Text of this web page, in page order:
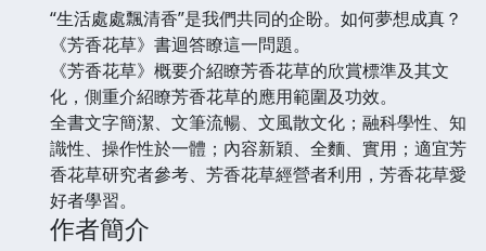
“生活處處飄清香”是我們共同的企盼。如何夢想成真？
《芳香花草》書迴答瞭這一問題。
《芳香花草》概要介紹瞭芳香花草的欣賞標準及其文
化，側重介紹瞭芳香花草的應用範圍及功效。
全書文字簡潔、文筆流暢、文風散文化；融科學性、知
識性、操作性於一體；內容新穎、全麵、實用；適宜芳
香花草研究者參考、芳香花草經營者利用，芳香花草愛
好者學習。
作者簡介